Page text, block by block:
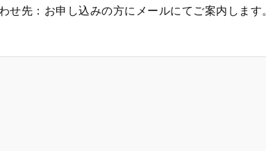
せ先：お申し込みの方にメールにてご案内します。